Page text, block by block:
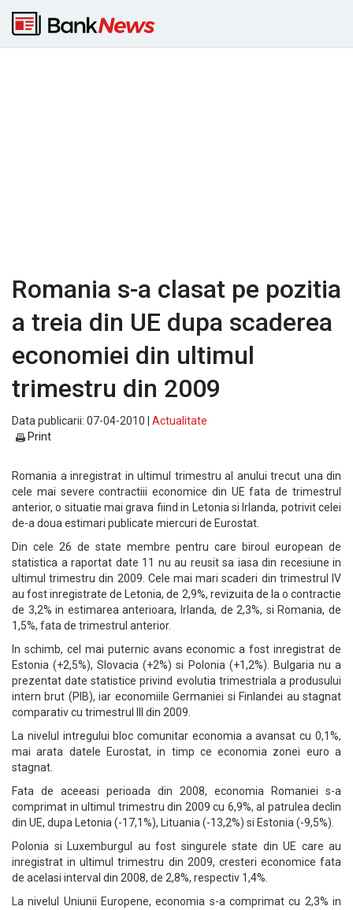
Romania s-a clasat pe pozitia
a treia din UE dupa scaderea
economiei din ultimul
trimestru din 2009
Data publicarii: 07-04-2010 | Actualitate
Print
Romania a inregistrat in ultimul trimestru al anului trecut una din
cele mai severe contractiii economice din UE fata de trimestrul
anterior, o situatie mai grava fiind in Letonia si Irlanda, potrivit celei
de-a doua estimari publicate miercuri de Eurostat.
Din cele 26 de state membre pentru care biroul european de
statistica a raportat date 11 nu au reusit sa iasa din recesiune in
ultimul trimestru din 2009. Cele mai mari scaderi din trimestrul IV
au fost inregistrate de Letonia, de 2,9%, revizuita de la o contractie
de 3,2% in estimarea anterioara, Irlanda, de 2,3%, si Romania, de
1,5%, fata de trimestrul anterior.
In schimb, cel mai puternic avans economic a fost inregistrat de
Estonia (+2,5%), Slovacia (+2%) si Polonia (+1,2%). Bulgaria nu a
prezentat date statistice privind evolutia trimestriala a produsului
intern brut (PIB), iar economiile Germaniei si Finlandei au stagnat
comparativ cu trimestrul III din 2009.
La nivelul intregului bloc comunitar economia a avansat cu 0,1%,
mai arata datele Eurostat, in timp ce economia zonei euro a
stagnat.
Fata de aceeasi perioada din 2008, economia Romaniei s-a
comprimat in ultimul trimestru din 2009 cu 6,9%, al patrulea declin
din UE, dupa Letonia (-17,1%), Lituania (-13,2%) si Estonia (-9,5%).
Polonia si Luxemburgul au fost singurele state din UE care au
inregistrat in ultimul trimestru din 2009, cresteri economice fata
de acelasi interval din 2008, de 2,8%, respectiv 1,4%.
La nivelul Uniunii Europene, economia s-a comprimat cu 2,3% in